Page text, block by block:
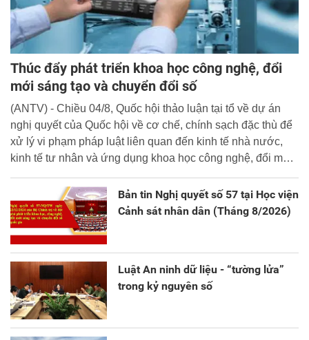
Thúc đẩy phát triển khoa học công nghệ, đổi
mới sáng tạo và chuyển đổi số
(ANTV) - Chiều 04/8, Quốc hội thảo luận tại tổ về dự án
nghị quyết của Quốc hội về cơ chế, chính sạch đặc thù để
xử lý vi phạm pháp luật liên quan đến kinh tế nhà nước,
kinh tế tư nhân và ứng dụng khoa học công nghệ, đổi mới
Bản tin Nghị quyết số 57 tại Học viện
Cảnh sát nhân dân (Tháng 8/2026)
Luật An ninh dữ liệu - “tường lửa”
trong kỷ nguyên số